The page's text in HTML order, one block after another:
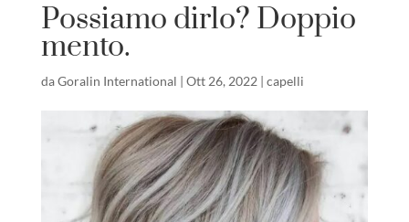
Possiamo dirlo? Doppio
mento.
daGoralin International | Ott 26, 2022 | capelli